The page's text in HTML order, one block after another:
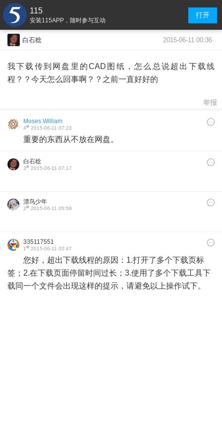
115
安装115APP，随时参与互动
打开
白石稔 2015-06-11 00:36
我下载传到网盘里的CAD图纸，怎么总说超出下载线
程？？今天怎么回事啊？？之前一直好好的
举报
Moses William
4# 2015-06-11 07:23
重要的东西从不放在网盘。
白石稔
3# 2015-06-11 07:17
漂鸟少年
2# 2015-06-11 05:59
335117551
1# 2015-06-11 02:47
您好，超出下载线程的原因：1.打开了多个下载页标
签；2.在下载页面停留时间过长；3.使用了多个下载工具下
载同一个文件会出现这样的提示，请避免以上操作试下。